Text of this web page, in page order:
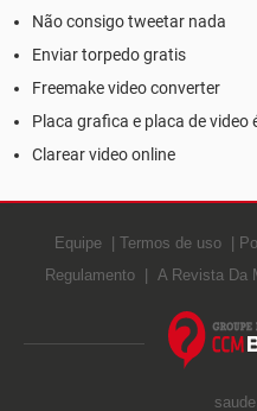
Não consigo tweetar nada
Enviar torpedo gratis
Freemake video converter
Placa grafica e placa de video
Clarear video online
Equipe Termos de uso
Regulamento
A Revista Da